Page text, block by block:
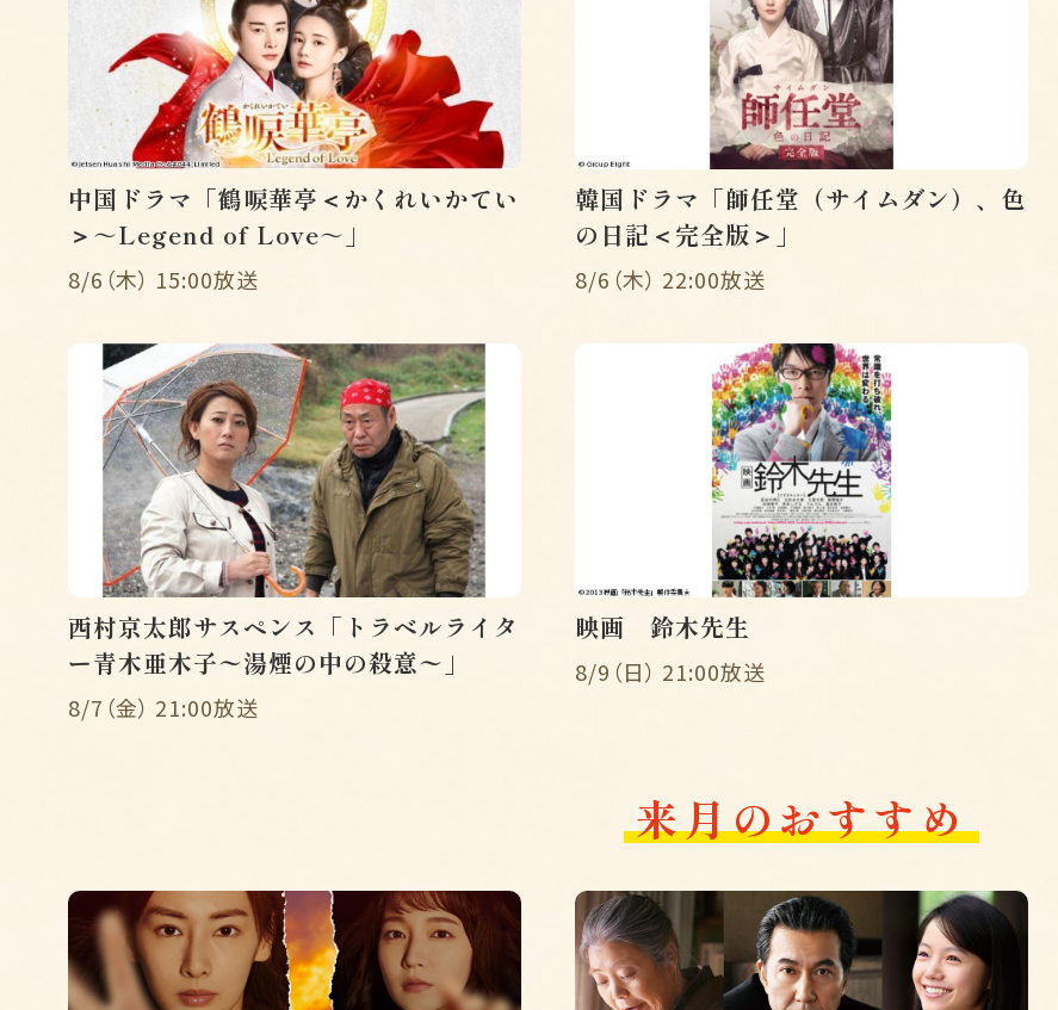
中国ドラマ「鶴唳華亭＜かくれいかてい
＞～Legend of Love～」
8/6（木） 15:00放送
韓国ドラマ「師任堂（サイムダン）、色
の日記＜完全版＞」
8/6（木） 22:00放送
西村京太郎サスペンス「トラベルライタ
ー青木亜木子〜湯煙の中の殺意〜」
8/7（金） 21:00放送
映画 鈴木先生
8/9（日） 21:00放送
来月のおすすめ